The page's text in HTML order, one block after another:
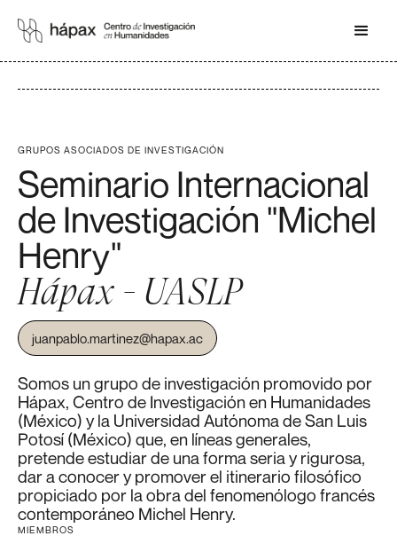
GRUPOS ASOCIADOS DE INVESTIGACIÓN
Seminario Internacional
de Investigación "Michel
Henry"
Hápax - UASLP
juanpablo.martinez@hapax.ac
Somos un grupo de investigación promovido por
Hápax, Centro de Investigación en Humanidades
(México) y la Universidad Autónoma de San Luis
Potosí (México) que, en líneas generales,
pretende estudiar de una forma seria y rigurosa,
dar a conocer y promover el itinerario filosófico
propiciado por la obra del fenomenólogo francés
contemporáneo Michel Henry.
MIEMBROS